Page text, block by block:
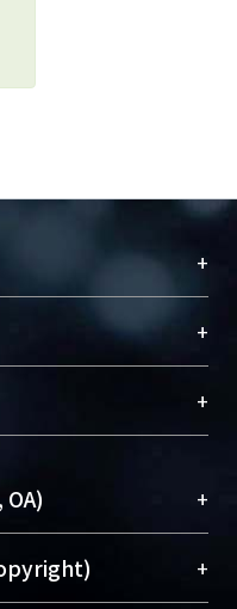
+
為永久珍藏及向國際
術能量，圖書館整合
AH）不同功能平
。期能整合研
researcher
integrates the
with “Academic
+
Library)
+
+
資訊取用性的社會運
將研究著作公開供使
+